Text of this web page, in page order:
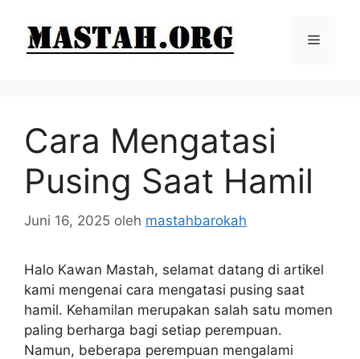
Menu
Cara Mengatasi
Pusing Saat Hamil
Juni 16, 2025 oleh mastahbarokah
Halo Kawan Mastah, selamat datang di artikel
kami mengenai cara mengatasi pusing saat
hamil. Kehamilan merupakan salah satu momen
paling berharga bagi setiap perempuan.
Namun, beberapa perempuan mengalami